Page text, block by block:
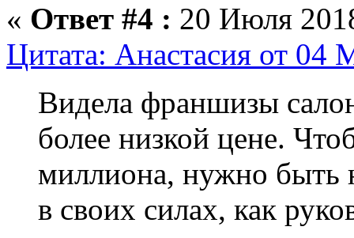
« Ответ #4 : 20 Июля
Цитата: Анастасия от 04
Видела франшизы
более низкой цене.
миллиона, нужно быть
в своих силах, как